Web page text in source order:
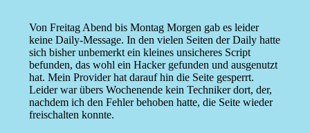
Von Freitag Abend bis Montag Morgen gab es leider
keine Daily-Message. In den vielen Seiten der Daily hatte
sich bisher unbemerkt ein kleines unsicheres Script
befunden, das wohl ein Hacker gefunden und ausgenutzt
hat. Mein Provider hat darauf hin die Seite gesperrt.
Leider war übers Wochenende kein Techniker dort, der,
nachdem ich den Fehler behoben hatte, die Seite wieder
freischalten konnte.